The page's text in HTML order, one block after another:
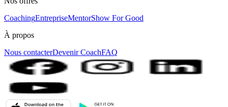
CoachingEntrepriseMentorShow For Good
À propos
Nous contacterDevenir CoachFAQ